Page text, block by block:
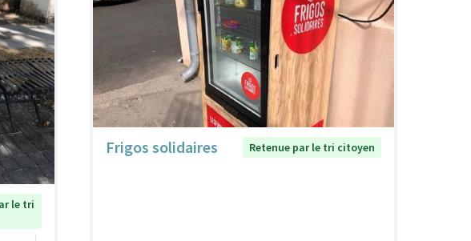
le tri
Frigos solidaires Retenue par le tri citoyen